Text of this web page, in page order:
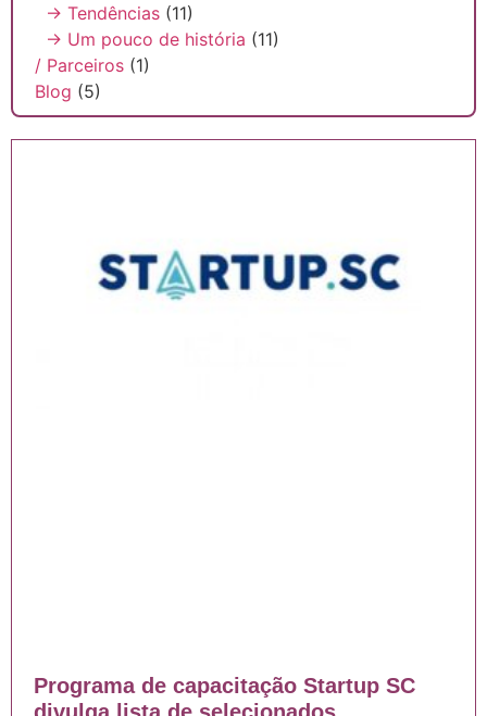
Programa de capacitação Startup SC
→ Tendências (11)
→ Um pouco de história (11)
/ Parceiros (1)
Blog (5)